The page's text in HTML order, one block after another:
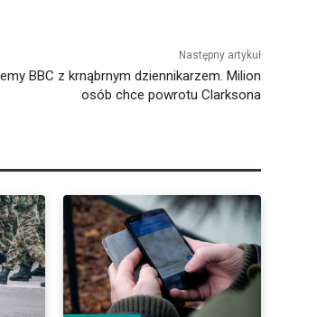
Następny artykuł
BBC z krnąbrnym dziennikarzem. Milion
osób chce powrotu Clarksona